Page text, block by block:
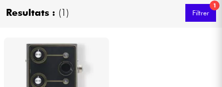
Synthés & Sampleurs
Casques
Resultats : (1)
1
Filtrer